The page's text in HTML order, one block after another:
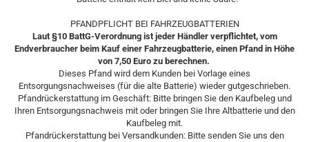
PFANDPFLICHT BEI FAHRZEUGBATTERIEN
Laut §10 BattG-Verordnung ist jeder Händler verpflichtet, vom
Endverbraucher beim Kauf einer Fahrzeugbatterie, einen Pfand in Höhe
von 7,50 Euro zu berechnen.
Dieses Pfand wird dem Kunden bei Vorlage eines
Entsorgungsnachweises (für die alte Batterie) wieder gutgeschrieben.
Pfandrückerstattung im Geschäft: Bitte bringen Sie den Kaufbeleg und
Ihren Entsorgungsnachweis mit oder bringen Sie Ihre Altbatterie und den
Kaufbeleg mit.
Pfandrückerstattung bei Versandkunden: Bitte senden Sie uns den